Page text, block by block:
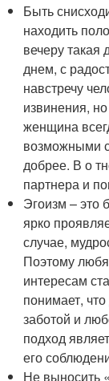
Быть
находить
вечеру
днем, с
навстречу
извинения,
женщина
возможными
добрее. В о
партнера и
Эгоизм – это
ярко
случае,
Поэтому
интересам
понимает,
заботой и
подход
его
Не выносить